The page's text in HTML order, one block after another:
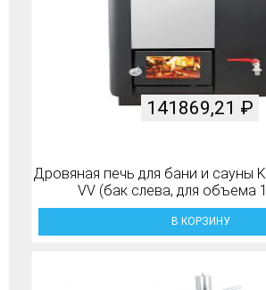
Дровяная печь для бани и сауны
VV (бак слева, для объема
141869,21 ₽
В КОРЗИНУ